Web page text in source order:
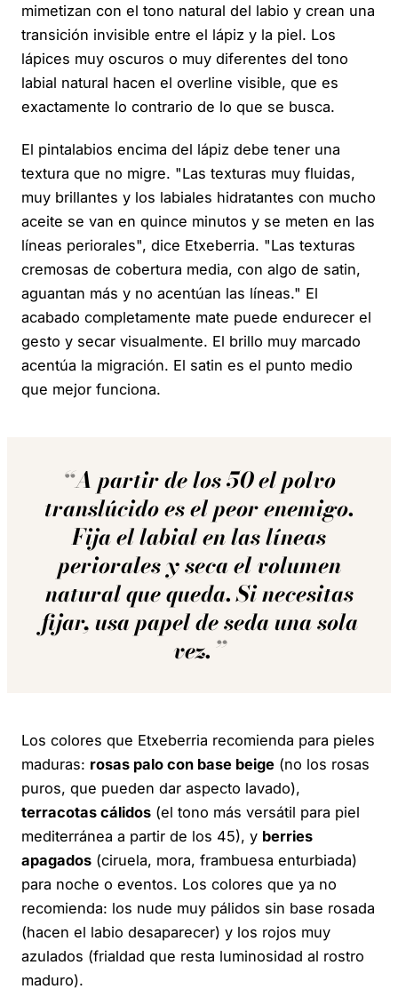
mimetizan con el tono natural del labio y crean una
transición invisible entre el lápiz y la piel. Los
lápices muy oscuros o muy diferentes del tono
labial natural hacen el overline visible, que es
exactamente lo contrario de lo que se busca.
El pintalabios encima del lápiz debe tener una
textura que no migre. "Las texturas muy fluidas,
muy brillantes y los labiales hidratantes con mucho
aceite se van en quince minutos y se meten en las
líneas periorales", dice Etxeberria. "Las texturas
cremosas de cobertura media, con algo de satin,
aguantan más y no acentúan las líneas." El
acabado completamente mate puede endurecer el
gesto y secar visualmente. El brillo muy marcado
acentúa la migración. El satin es el punto medio
que mejor funciona.
A partir de los 50 el polvo
translúcido es el peor enemigo.
Fija el labial en las líneas
periorales y seca el volumen
natural que queda. Si necesitas
fijar, usa papel de seda una sola
vez.
Los colores que Etxeberria recomienda para pieles
maduras: rosas palo con base beige (no los rosas
puros, que pueden dar aspecto lavado),
terracotas cálidos (el tono más versátil para piel
mediterránea a partir de los 45), y berries
apagados (ciruela, mora, frambuesa enturbiada)
para noche o eventos. Los colores que ya no
recomienda: los nude muy pálidos sin base rosada
(hacen el labio desaparecer) y los rojos muy
azulados (frialdad que resta luminosidad al rostro
maduro).